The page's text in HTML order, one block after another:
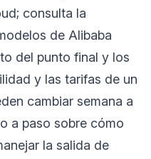
consulta la
de Alibaba
del punto final y los
y las tarifas de un
cambiar semana a
a paso sobre cómo
la salida de